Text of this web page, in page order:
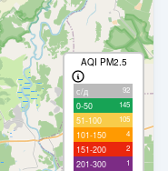
AQI PM2.5
с/д 92
0-50 145
51-100 105
101-150 4
151-200 2
201-300 1